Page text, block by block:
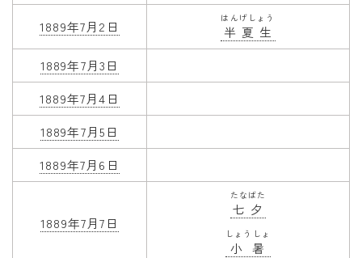
学年
子供のお祝い
厄年
長寿のお祝い
季節の工作
紋切り遊び
1889年7月2日 半夏生
はんげしょう
1889年7月3日
1889年7月4日
1889年7月5日
1889年7月6日
1889年7月7日
七夕
たなばた
小暑
しょうしょ